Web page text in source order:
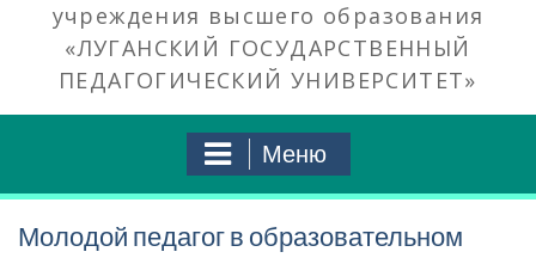
учреждения высшего образования
«ЛУГАНСКИЙ ГОСУДАРСТВЕННЫЙ
ПЕДАГОГИЧЕСКИЙ УНИВЕРСИТЕТ»
Меню
Молодой педагог в образовательном